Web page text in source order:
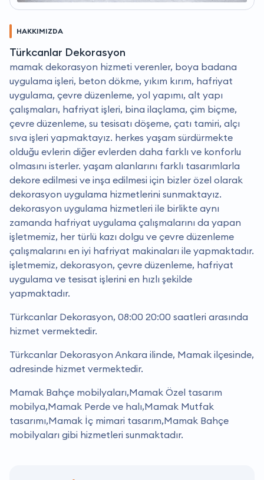
HAKKIMIZDA
Türkcanlar Dekorasyon
mamak dekorasyon hizmeti verenler, boya badana
uygulama işleri, beton dökme, yıkım kırım, hafriyat
uygulama, çevre düzenleme, yol yapımı, alt yapı
çalışmaları, hafriyat işleri, bina ilaçlama, çim biçme,
çevre düzenleme, su tesisatı döşeme, çatı tamiri, alçı
sıva işleri yapmaktayız. herkes yaşam sürdürmekte
olduğu evlerin diğer evlerden daha farklı ve konforlu
olmasını isterler. yaşam alanlarını farklı tasarımlarla
dekore edilmesi ve inşa edilmesi için bizler özel olarak
dekorasyon uygulama hizmetlerini sunmaktayız.
dekorasyon uygulama hizmetleri ile birlikte aynı
zamanda hafriyat uygulama çalışmalarını da yapan
işletmemiz, her türlü kazı dolgu ve çevre düzenleme
çalışmalarını en iyi hafriyat makinaları ile yapmaktadır.
i̇şletmemiz, dekorasyon, çevre düzenleme, hafriyat
uygulama ve tesisat işlerini en hızlı şekilde
yapmaktadır.
Türkcanlar Dekorasyon, 08:00 20:00 saatleri arasında
hizmet vermektedir.
Türkcanlar Dekorasyon Ankara ilinde, Mamak ilçesinde,
adresinde hizmet vermektedir.
Mamak Bahçe mobilyaları,Mamak Özel tasarım
mobilya,Mamak Perde ve halı,Mamak Mutfak
tasarımı,Mamak İç mimari tasarım,Mamak Bahçe
mobilyaları gibi hizmetleri sunmaktadır.